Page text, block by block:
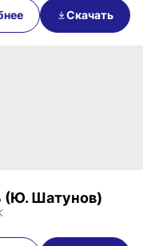
Скачать
(Ю. Шатунов)